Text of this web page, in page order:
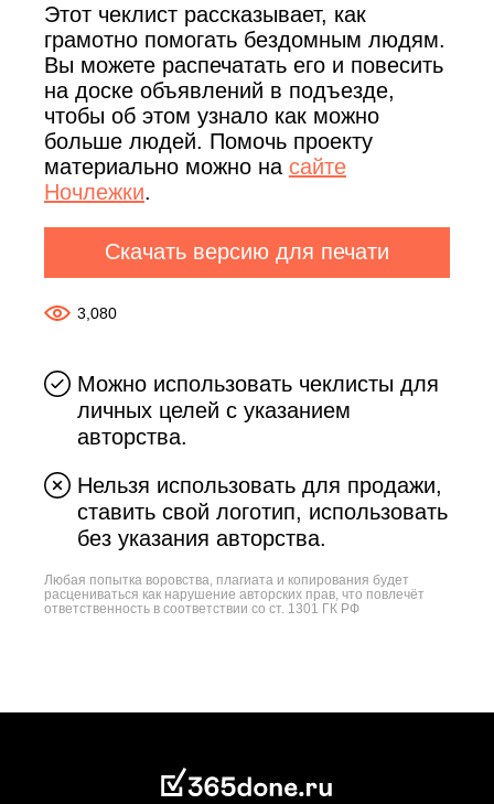
Этот чеклист рассказывает, как
грамотно помогать бездомным людям.
Вы можете распечатать его и повесить
на доске объявлений в подъезде,
чтобы об этом узнало как можно
больше людей. Помочь проекту
материально можно на сайте
Ночлежки.
Скачать версию для печати
3,080
Можно использовать чеклисты для
личных целей с указанием
авторства.
Нельзя использовать для продажи,
ставить свой логотип, использовать
без указания авторства.
Любая попытка воровства, плагиата и копирования будет
расцениваться как нарушение авторских прав, что повлечёт
ответственность в соответствии со ст. 1301 ГК РФ